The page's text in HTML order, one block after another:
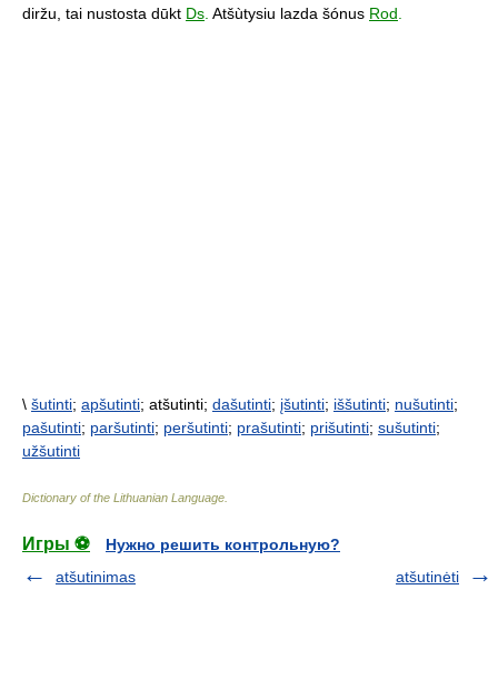
diržu, tai nustosta dūkt Ds Atšùtysiu lazda šónus Rod
\ šutinti; apšutinti; atšutinti; dašutinti; įšutinti; iššutinti; nušutinti;
pašutinti; paršutinti; peršutinti; prašutinti; prišutinti; sušutinti;
užšutinti
Dictionary of the Lithuanian Language
Игры ⚽
Нужно решить контрольную?
atšutinimas
atšutinėti